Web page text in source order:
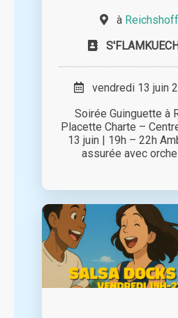
à
vendredi 13 juin
Soirée Guinguette à
Placette Charte –
13 juin | 19h – 22h
assurée avec